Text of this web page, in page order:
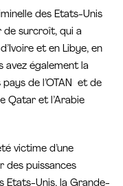
des Etats-Unis
de surcroît, qui a
et en Libye, en
avez également la
de l’OTAN et de
Qatar et l’Arabie
victime d’une
des puissances
Etats-Unis, la Grande-